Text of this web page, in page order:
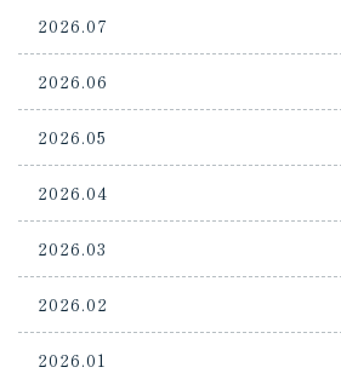
2026.07
2026.06
2026.05
2026.04
2026.03
2026.02
2026.01